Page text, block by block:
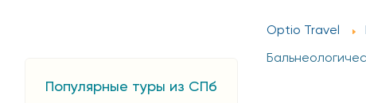
Популярные туры из СПб
Optio Travel